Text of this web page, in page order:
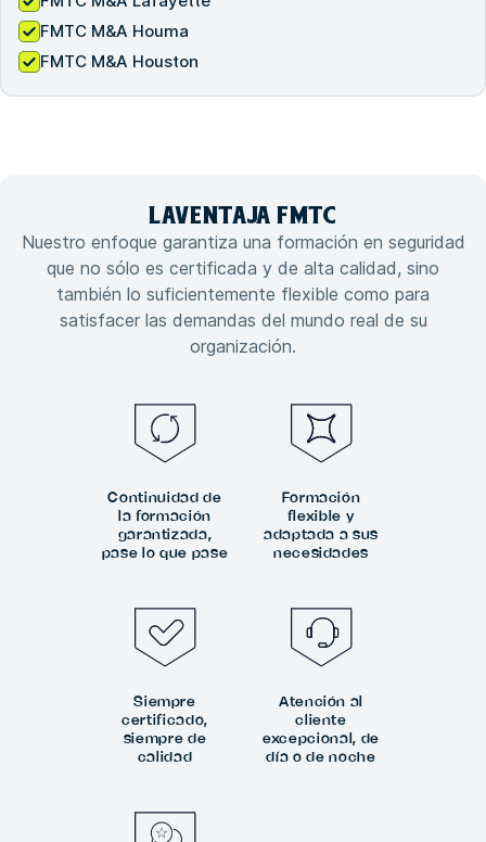
FMTC M&A Houma
FMTC M&A Houston
LAVENTAJA FMTC
Nuestro enfoque garantiza una formación en seguridad
que no sólo es certificada y de alta calidad, sino
también lo suficientemente flexible como para
satisfacer las demandas del mundo real de su
organización.
Continuidad de
la formación
garantizada,
pase lo que pase
Formación
flexible y
adaptada a sus
necesidades
Siempre
certificado,
siempre de
calidad
Atención al
cliente
excepcional, de
día o de noche